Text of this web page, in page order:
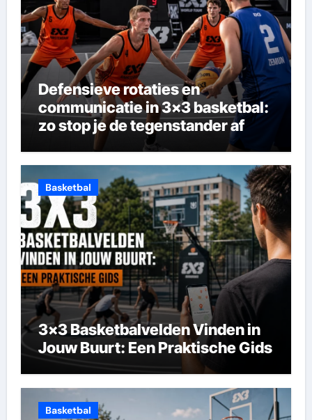
Defensieve rotaties en
communicatie in 3×3 basketbal:
zo stop je de tegenstander af
Basketbal
3×3 Basketbalvelden Vinden in
Jouw Buurt: Een Praktische Gids
Basketbal